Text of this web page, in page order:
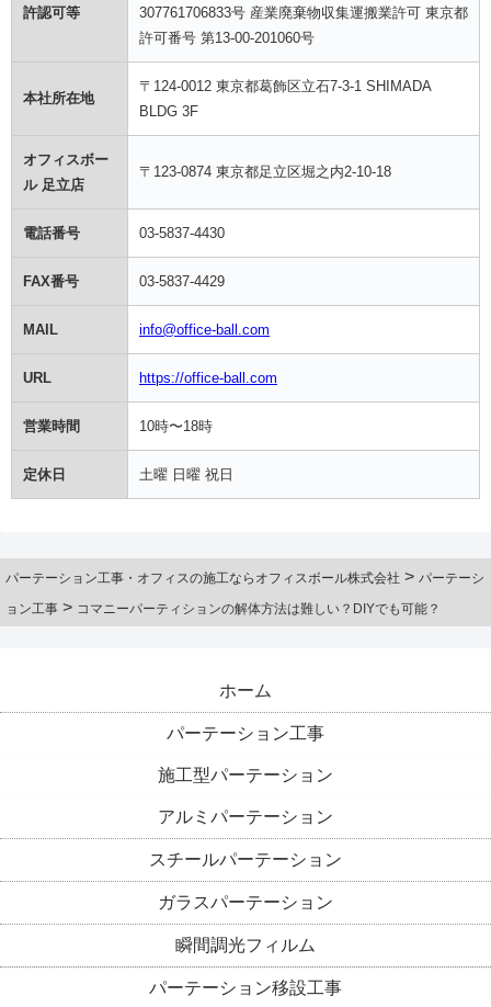
許認可等
307761706833号 産業廃棄物収集運搬業許可 東京都
許可番号 第13-00-201060号
本社所在地
〒124-0012 東京都葛飾区立石7-3-1 SHIMADA
BLDG 3F
オフィスボー
ル 足立店
〒123-0874 東京都足立区堀之内2-10-18
電話番号 03-5837-4430
FAX番号 03-5837-4429
MAIL info@office-ball.com
URL https://office-ball.com
営業時間 10時〜18時
定休日 土曜 日曜 祝日
パーテーション工事・オフィスの施工ならオフィスボール株式会社 > パーテーシ
ョン工事 > コマニーパーティションの解体方法は難しい？DIYでも可能？
ホーム
パーテーション工事
施工型パーテーション
アルミパーテーション
スチールパーテーション
ガラスパーテーション
瞬間調光フィルム
パーテーション移設工事